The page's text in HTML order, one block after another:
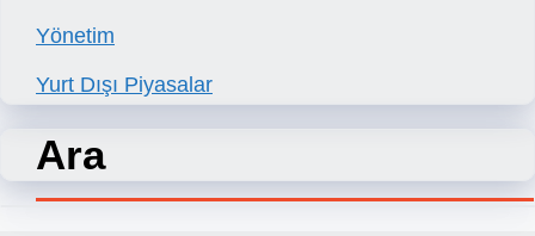
Yönetim
Yurt Dışı Piyasalar
Ara